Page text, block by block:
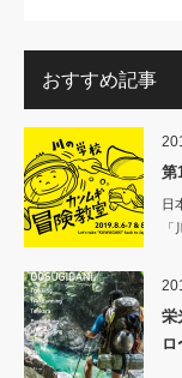
おすすめ記事
第
日
栄
ロ